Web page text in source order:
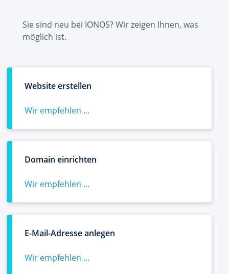
Sie sind neu bei IONOS? Wir zeigen Ihnen, was
möglich ist.
Website erstellen
Wir empfehlen ...
Domain einrichten
Wir empfehlen ...
E-Mail-Adresse anlegen
Wir empfehlen ...